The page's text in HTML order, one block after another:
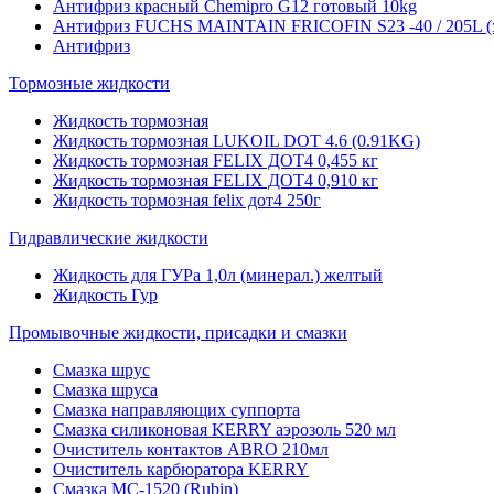
Антифриз красный Chemipro G12 готовый 10kg
Антифриз FUCHS MAINTAIN FRICOFIN S23 -40 / 205L
Антифриз
Тормозные жидкости
Жидкость тормозная
Жидкость тормозная LUKOIL DOT 4.6 (0.91KG)
Жидкость тормозная FELIX ДОТ4 0,455 кг
Жидкость тормозная FELIX ДОТ4 0,910 кг
Жидкость тормозная felix дот4 250г
Гидравлические жидкости
Жидкость для ГУРа 1,0л (минерал.) желтый
Жидкость Гур
Промывочные жидкости, присадки и смазки
Смазка шрус
Смазка шруса
Смазка направляющих суппорта
Смазка силиконовая KERRY аэрозоль 520 мл
Очиститель контактов ABRO 210мл
Очиститель карбюратора KERRY
Смазка МС-1520 (Rubin)